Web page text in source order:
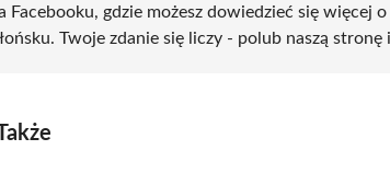
Facebooku, gdzie możesz dowiedzieć się więcej
Twoje zdanie się liczy - polub naszą stronę